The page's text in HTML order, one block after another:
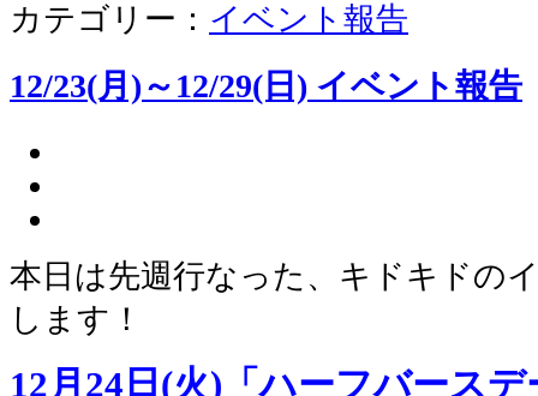
カテゴリー： イベント報告
12/23(月)～12/29(日) イベント報告
本日は先週行なった、キドキドの
します！
12月24日(火)「ハーフバースデ